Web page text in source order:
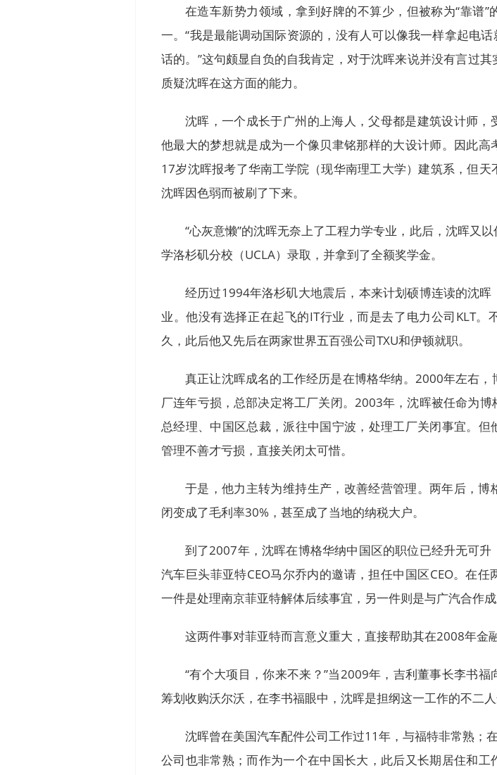
在造车新势力领域，拿到好牌的不算少，但被称为“靠谱”
一。“我是最能调动国际资源的，没有人可以像我一样拿起电话
话的。”这句颇显自负的自我肯定，对于沈晖来说并没有言过
质疑沈晖在这方面的能力。
沈晖，一个成长于广州的上海人，父母都是建筑设计师，
他最大的梦想就是成为一个像贝聿铭那样的大设计师。因此高
17岁沈晖报考了华南工学院（现华南理工大学）建筑系，但天
沈晖因色弱而被刷了下来。
“心灰意懒”的沈晖无奈上了工程力学专业，此后，沈晖又
学洛杉矶分校（UCLA）录取，并拿到了全额奖学金。
经历过1994年洛杉矶大地震后，本来计划硕博连读的沈
业。他没有选择正在起飞的IT行业，而是去了电力公司KLT。
久，此后他又先后在两家世界五百强公司TXU和伊顿就职。
真正让沈晖成名的工作经历是在博格华纳。2000年左右
厂连年亏损，总部决定将工厂关闭。2003年，沈晖被任命为
总经理、中国区总裁，派往中国宁波，处理工厂关闭事宜。但
管理不善才亏损，直接关闭太可惜。
于是，他力主转为维持生产，改善经营管理。两年后，博
闭变成了毛利率30%，甚至成了当地的纳税大户。
到了2007年，沈晖在博格华纳中国区的职位已经升无可
汽车巨头菲亚特CEO马尔乔内的邀请，担任中国区CEO。在任
一件是处理南京菲亚特解体后续事宜，另一件则是与广汽合作成
这两件事对菲亚特而言意义重大，直接帮助其在2008年金
“有个大项目，你来不来？”当2009年，吉利董事长李书
筹划收购沃尔沃，在李书福眼中，沈晖是担纲这一工作的不二人
沈晖曾在美国汽车配件公司工作过11年，与福特非常熟；
公司也非常熟；而作为一个在中国长大，此后又长期居住和